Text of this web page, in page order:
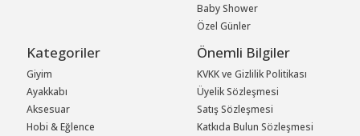
Baby Shower
Özel Günler
Kategoriler
Giyim
Ayakkabı
Aksesuar
Hobi & Eğlence
Önemli Bilgiler
KVKK ve Gizlilik Politikası
Üyelik Sözleşmesi
Satış Sözleşmesi
Katkıda Bulun Sözleşmesi